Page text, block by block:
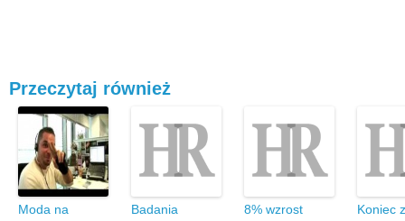
Przeczytaj również
Moda na
Badania
8% wzrost
Koniec z